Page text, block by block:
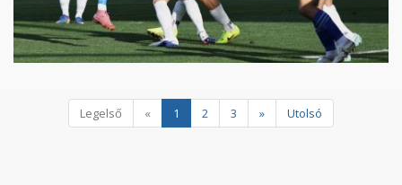
Legelső « 1 2 3 » Utolsó